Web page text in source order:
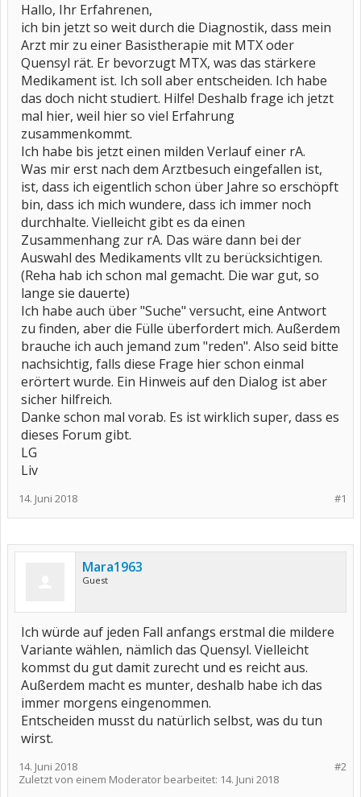
Hallo, Ihr Erfahrenen,
ich bin jetzt so weit durch die Diagnostik, dass mein
Arzt mir zu einer Basistherapie mit MTX oder
Quensyl rät. Er bevorzugt MTX, was das stärkere
Medikament ist. Ich soll aber entscheiden. Ich habe
das doch nicht studiert. Hilfe! Deshalb frage ich jetzt
mal hier, weil hier so viel Erfahrung
zusammenkommt.
Ich habe bis jetzt einen milden Verlauf einer rA.
Was mir erst nach dem Arztbesuch eingefallen ist,
ist, dass ich eigentlich schon über Jahre so erschöpft
bin, dass ich mich wundere, dass ich immer noch
durchhalte. Vielleicht gibt es da einen
Zusammenhang zur rA. Das wäre dann bei der
Auswahl des Medikaments vllt zu berücksichtigen.
(Reha hab ich schon mal gemacht. Die war gut, so
lange sie dauerte)
Ich habe auch über "Suche" versucht, eine Antwort
zu finden, aber die Fülle überfordert mich. Außerdem
brauche ich auch jemand zum "reden". Also seid bitte
nachsichtig, falls diese Frage hier schon einmal
erörtert wurde. Ein Hinweis auf den Dialog ist aber
sicher hilfreich.
Danke schon mal vorab. Es ist wirklich super, dass es
dieses Forum gibt.
LG
Liv
#1
14. Juni 2018
Mara1963
Guest
Ich würde auf jeden Fall anfangs erstmal die mildere
Variante wählen, nämlich das Quensyl. Vielleicht
kommst du gut damit zurecht und es reicht aus.
Außerdem macht es munter, deshalb habe ich das
immer morgens eingenommen.
Entscheiden musst du natürlich selbst, was du tun
wirst.
#2
14. Juni 2018
Zuletzt von einem Moderator bearbeitet: 14. Juni 2018